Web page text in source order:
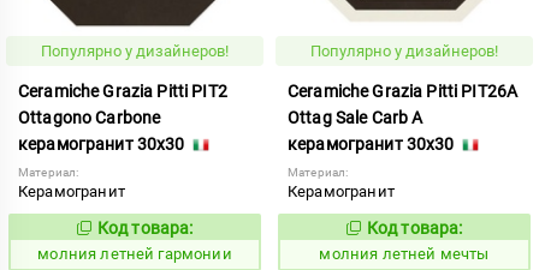
Популярно у дизайнеров!
Ceramiche Grazia Pitti PIT2
Ottagono Carbone
керамогранит 30x30
Материал:
Керамогранит
1005891
Код товара:
молния летней гармонии
Популярно у дизайнеров!
Ceramiche Grazia Pitti PIT26A
Ottag Sale Carb A
керамогранит 30x30
Материал:
Керамогранит
1005926
Код товара:
молния летней мечты